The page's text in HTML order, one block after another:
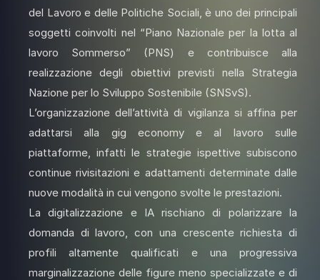
del Lavoro e delle Politiche Sociali, è uno dei principali
soggetti coinvolti nel “Piano Nazionale per la lotta al
lavoro Sommerso” (PNS) e contribuisce alla
realizzazione degli obiettivi previsti nella Strategia
Nazione per lo Sviluppo Sostenibile (SNSvS).
L’organizzazione dell’attività di vigilanza si affina per
adattarsi alla gig economy e al lavoro sulle
piattaforme, infatti le strategie ispettive subiscono
continue rivisitazioni e adattamenti determinate dalle
nuove modalità in cui vengono svolte le prestazioni.
La digitalizzazione e IA rischiano di polarizzare la
domanda di lavoro, con una crescente richiesta di
profili altamente qualificati e una progressiva
marginalizzazione delle figure meno specializzate e di